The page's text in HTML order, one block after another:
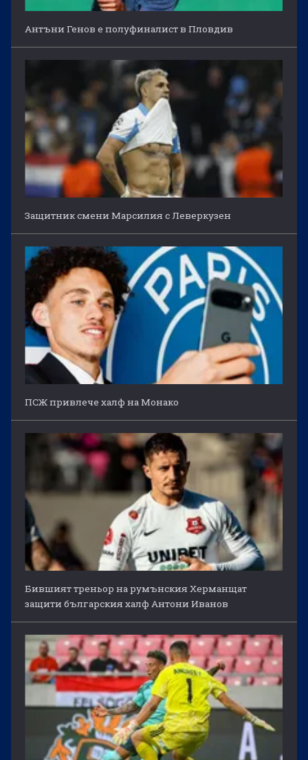
Антъни Генов е полуфиналист в Пловдив
Защитник смени Марсилия с Леверкузен
ПСЖ привлече халф на Монако
Бившият треньор на румънския Херманщат
защити българския халф Антони Иванов